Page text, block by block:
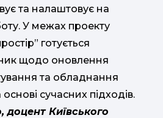
та налаштовує на
У межах проекту
готується
щодо оновлення
та обладнання
основі сучасних підходів.
Київського